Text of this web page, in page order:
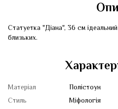
Статуетка "Діана", 36 см
близьких.
Матеріал
Полістоун
Стиль
Міфологія